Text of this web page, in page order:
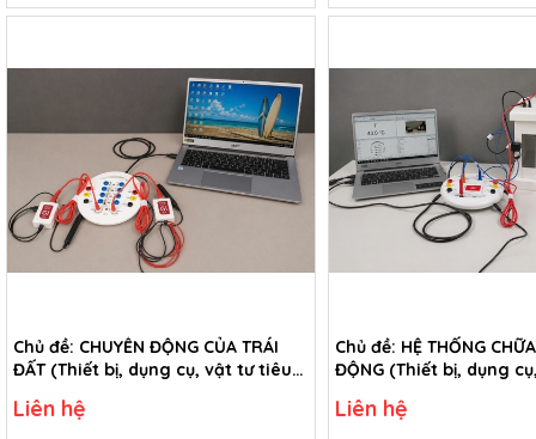
Chủ đề: CHUYỂN ĐỘNG CỦA TRÁI
ĐẤT (Thiết bị, dụng cụ, vật tư tiêu
của Trái Đất - lớp 3)
Liên hệ
Chủ đề: HỆ THỐNG
ĐỘNG (Thiết bị, dụng
chữa cháy tự động -
Liên hệ